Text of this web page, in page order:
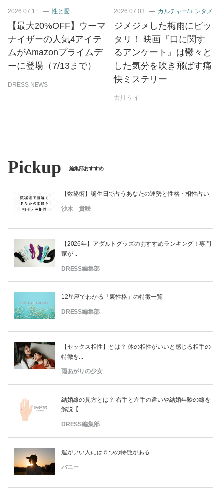
2026.07.11 性と愛
【最大20%OFF】ウーマ
ナイザーの人気4アイテ
ムがAmazonプライムデ
ーに登場（7/13まで）
DRESS NEWS
2026.07.03 カルチャー/エンタメ
ジメジメした梅雨にピッ
タリ！ 映画『口に関す
るアンケート』は鬱々と
した気分を吹き飛ばす痛
快ミステリー
古川 ケイ
Pickup 編集部おすすめ
【数秘術】誕生日で占うあなたの運勢と性格・相性占い
沙木 貴咲
【2026年】アダルトグッズのおすすめランキング！専門
家が...
DRESS編集部
12星座でわかる「裏性格」の特徴一覧
DRESS編集部
【セックス相性】とは？ 体の相性がいいと感じる相手の
特徴を...
雨あがりの少女
結婚線の見方とは？ 右手と左手の違いや結婚年齢の線を
解説【...
DRESS編集部
運がいい人には５つの特徴がある
バニー